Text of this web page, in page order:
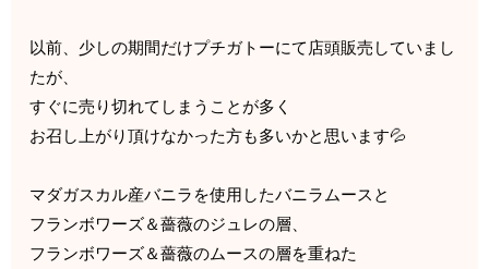
以前、少しの期間だけプチガトーにて店頭販売していまし
たが、
すぐに売り切れてしまうことが多く
お召し上がり頂けなかった方も多いかと思います💦
マダガスカル産バニラを使用したバニラムースと
フランボワーズ＆薔薇のジュレの層、
フランボワーズ＆薔薇のムースの層を重ねた